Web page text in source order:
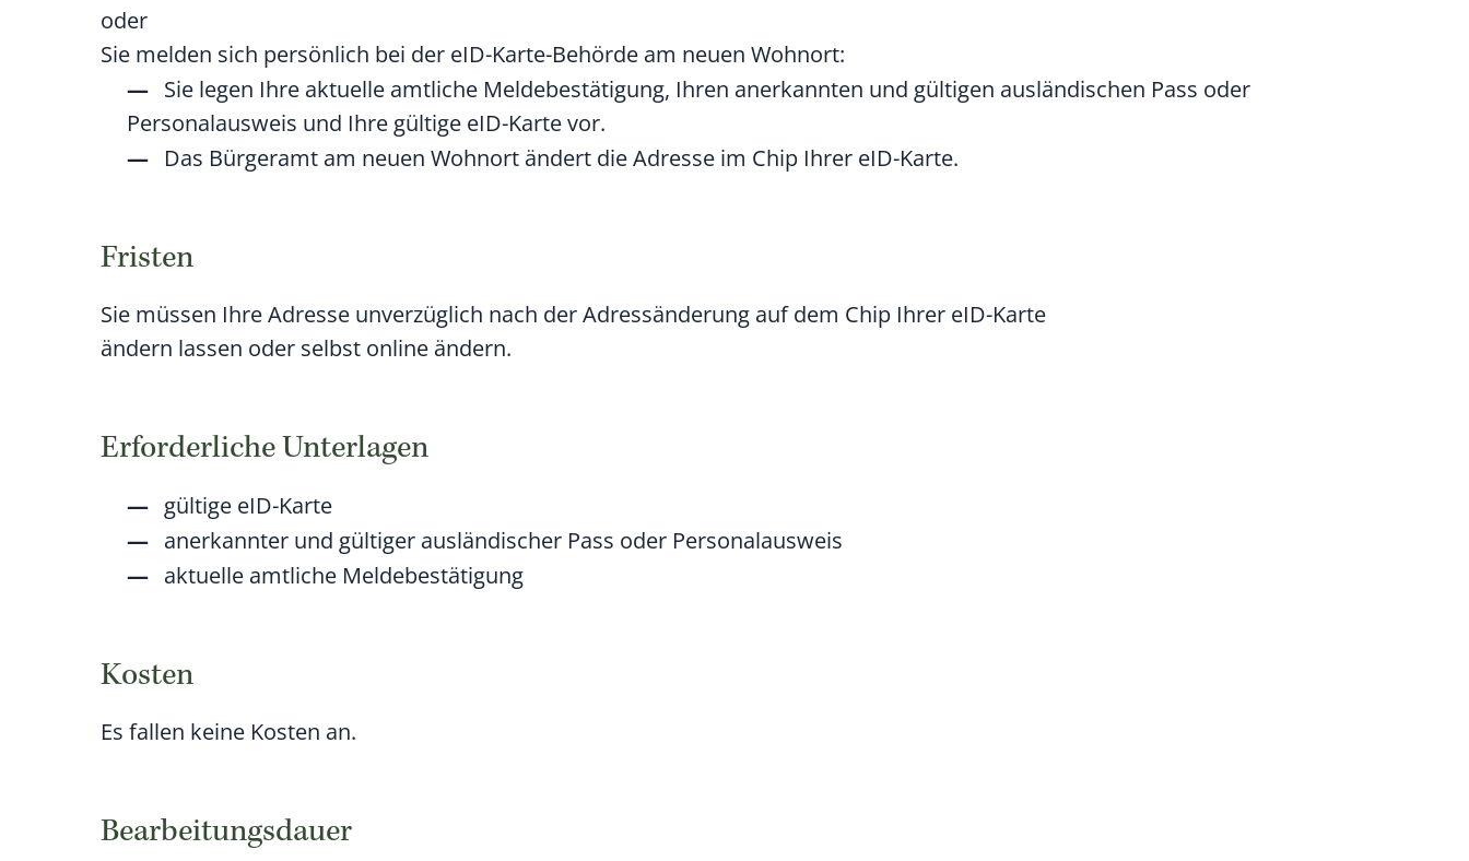
oder
Sie melden sich persönlich bei der eID-Karte-Behörde am neuen Wohnort:
Sie legen Ihre aktuelle amtliche Meldebestätigung, Ihren anerkannten und gültigen ausländischen Pass oder
Personalausweis und Ihre gültige eID-Karte vor.
Das Bürgeramt am neuen Wohnort ändert die Adresse im Chip Ihrer eID-Karte.
Fristen
Sie müssen Ihre Adresse unverzüglich nach der Adressänderung auf dem Chip Ihrer eID-Karte
ändern lassen oder selbst online ändern.
Erforderliche Unterlagen
gültige eID-Karte
anerkannter und gültiger ausländischer Pass oder Personalausweis
aktuelle amtliche Meldebestätigung
Kosten
Es fallen keine Kosten an.
Bearbeitungsdauer